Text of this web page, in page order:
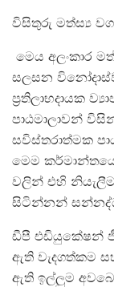
විසිතුරු මත්ස්‍ය
මෙය අලංකාර
සලසන
ප්‍රතිලාභදායක
පාඨමාලාවන්
සවිස්තරාත්මක
මෙම
වලින් එහි
සිටින්නන්
ඩීපී එඩියුකේෂන්
ඇති වැදගත්කම
ඇති ඉල්ලුම